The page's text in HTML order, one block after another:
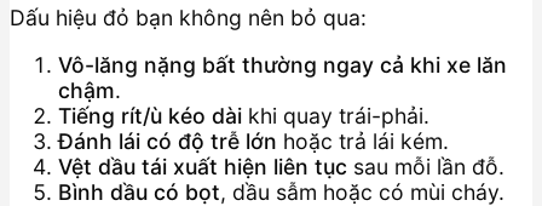
Dấu hiệu đỏ bạn không nên bỏ qua:
Vô-lăng nặng bất thường ngay cả khi xe lăn
chậm.
Tiếng rít/ù kéo dài khi quay trái-phải.
Đánh lái có độ trễ lớn hoặc trả lái kém.
Vệt dầu tái xuất hiện liên tục sau mỗi lần đỗ.
Bình dầu có bọt, dầu sẫm hoặc có mùi cháy.